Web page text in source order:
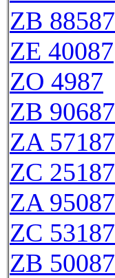
ZB 88587
ZE 40087
ZO 4987
ZB 90687
ZA 57187
ZC 25187
ZA 95087
ZC 53187
ZB 50087